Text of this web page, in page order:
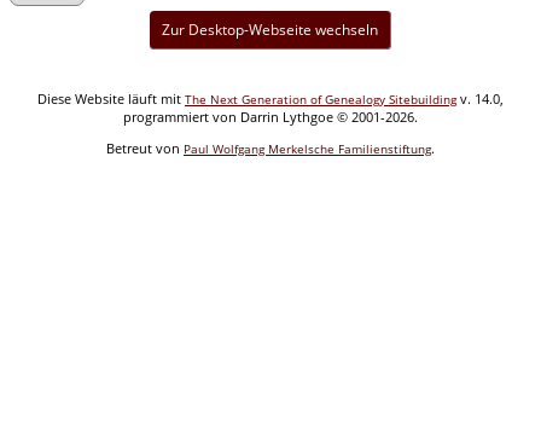
Zur Desktop-Webseite wechseln
Diese Website läuft mit The Next Generation of Genealogy Sitebuildingv. 14.0,
programmiert von Darrin Lythgoe © 2001-2026.
Betreut von Paul Wolfgang Merkelsche Familienstiftung.